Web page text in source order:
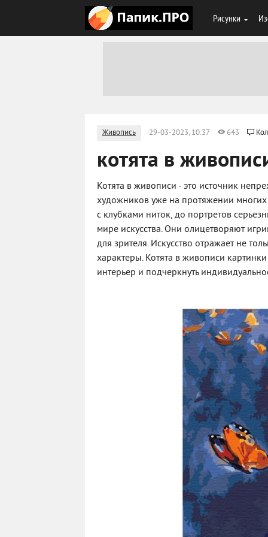
Рисунки
Живопись 29-03-2023, 10:37 643
котята в
Котята в живописи - это источник
художников уже на протяжении
с клубками ниток, до портретов
мире искусства. Они олицетворяют
для зрителя. Искусство отражает не
характеры. Котята в живописи
интерьер и подчеркнуть